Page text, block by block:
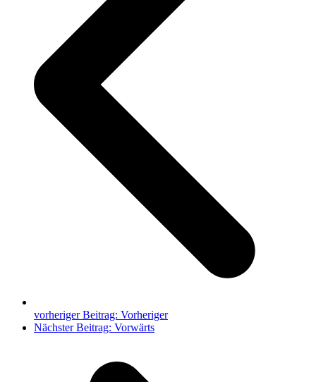
vorheriger Beitrag: Vorheriger
Nächster Beitrag: Vorwärts